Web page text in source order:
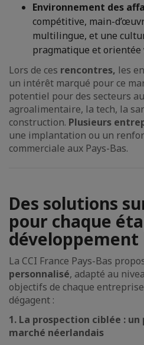
Environnement des
compétitive, main-
multilingue, et une
pragmatique et orientée
Lors de ces rencontres, les
un intérêt marqué pour ce
potentiel pour des secteurs
agroalimentaire, la tech, la
construction. Plusieurs
une implantation ou un
commerciale aux Pays-Bas.
Des solutions
pour chaque
développement
La CCI France Pays-Bas
personnalisé, adapté au
objectifs de chaque
dégagent :
1. La prospection ciblée :
marché néerlandais